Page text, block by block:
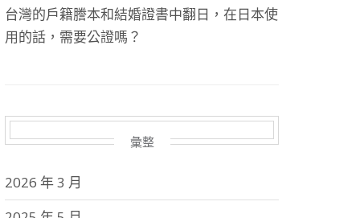
台灣的戶籍謄本和結婚證書中翻日，在日本使
用的話，需要公證嗎？
彙整
2026 年 3 月